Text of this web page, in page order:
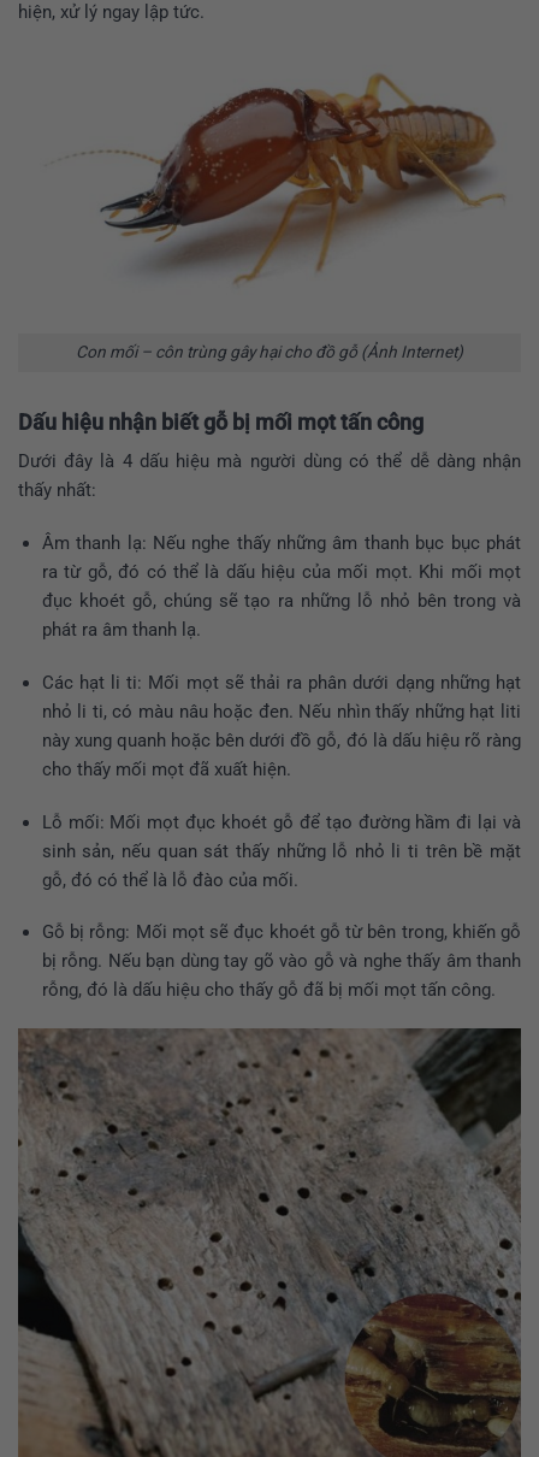
hiện, xử lý ngay lập tức.
Con mối – côn trùng gây hại cho đồ gỗ (Ảnh Internet)
Dấu hiệu nhận biết gỗ bị mối mọt tấn công
Dưới đây là 4 dấu hiệu mà người dùng có thể dễ dàng nhận
thấy nhất:
Âm thanh lạ: Nếu nghe thấy những âm thanh bục bục phát
ra từ gỗ, đó có thể là dấu hiệu của mối mọt. Khi mối mọt
đục khoét gỗ, chúng sẽ tạo ra những lỗ nhỏ bên trong và
phát ra âm thanh lạ.
Các hạt li ti: Mối mọt sẽ thải ra phân dưới dạng những hạt
nhỏ li ti, có màu nâu hoặc đen. Nếu nhìn thấy những hạt liti
này xung quanh hoặc bên dưới đồ gỗ, đó là dấu hiệu rõ ràng
cho thấy mối mọt đã xuất hiện.
Lỗ mối: Mối mọt đục khoét gỗ để tạo đường hầm đi lại và
sinh sản, nếu quan sát thấy những lỗ nhỏ li ti trên bề mặt
gỗ, đó có thể là lỗ đào của mối.
Gỗ bị rỗng: Mối mọt sẽ đục khoét gỗ từ bên trong, khiến gỗ
bị rỗng. Nếu bạn dùng tay gõ vào gỗ và nghe thấy âm thanh
rỗng, đó là dấu hiệu cho thấy gỗ đã bị mối mọt tấn công.